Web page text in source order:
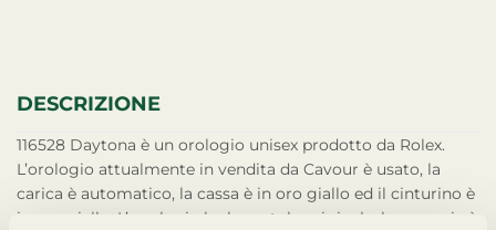
DESCRIZIONE
116528 Daytona è un orologio unisex prodotto da Rolex.
L’orologio attualmente in vendita da Cavour è usato, la
carica è automatico, la cassa è in oro giallo ed il cinturino è
in oro giallo. L’ orologio ha la scatola originale, la garanzia è